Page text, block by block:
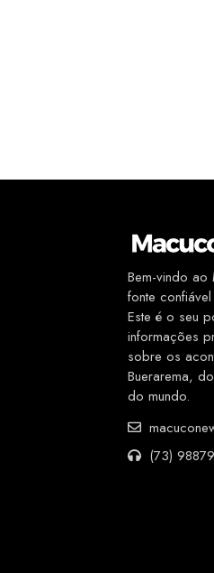
Bem-vindo ao
fonte
Este é o seu
informações
sobre os
Buerarema,
do mundo.
(73)